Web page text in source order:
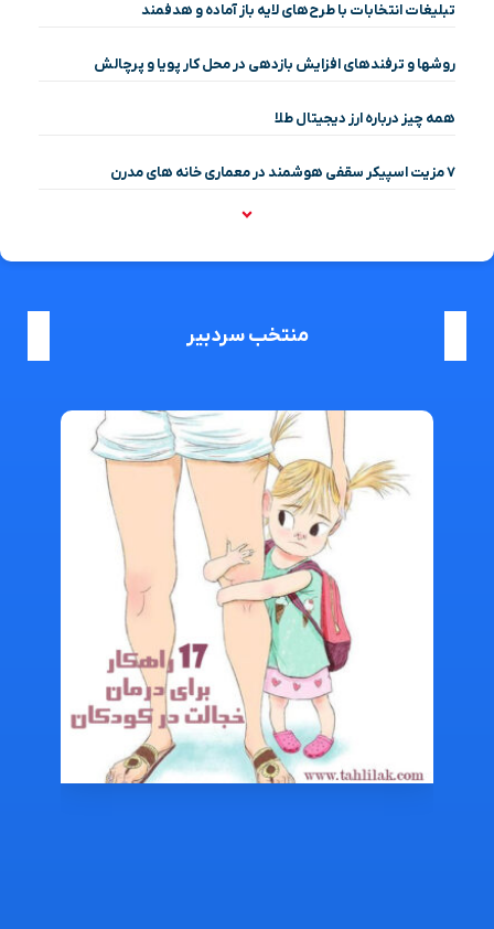
تبلیغات انتخابات با طرح‌های لایه باز آماده و هدفمند
روشها و ترفندهای افزایش بازدهی در محل کار پویا و پرچالش
همه چیز درباره ارز دیجیتال طلا
۷ مزیت اسپیکر سقفی هوشمند در معماری خانه‌ های مدرن
منتخب سردبیر